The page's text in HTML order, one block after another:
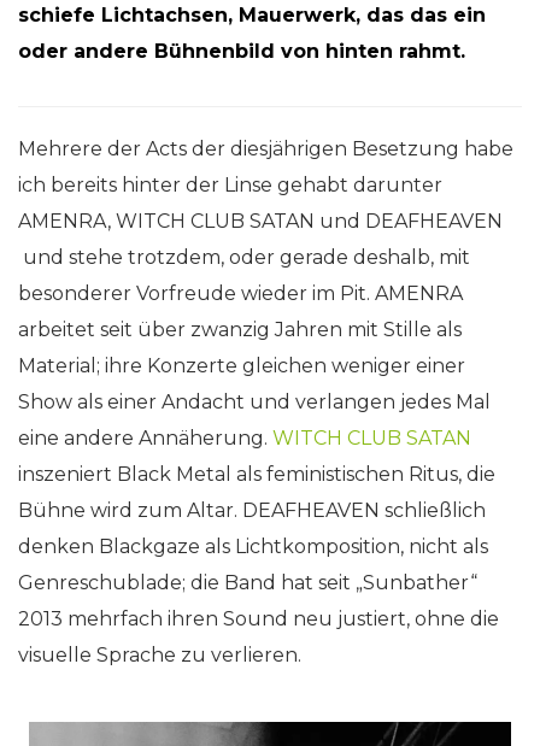
schiefe Lichtachsen, Mauerwerk, das das ein
oder andere Bühnenbild von hinten rahmt.
Mehrere der Acts der diesjährigen Besetzung habe
ich bereits hinter der Linse gehabt darunter
AMENRA, WITCH CLUB SATAN und DEAFHEAVEN
und stehe trotzdem, oder gerade deshalb, mit
besonderer Vorfreude wieder im Pit. AMENRA
arbeitet seit über zwanzig Jahren mit Stille als
Material; ihre Konzerte gleichen weniger einer
Show als einer Andacht und verlangen jedes Mal
eine andere Annäherung. WITCH CLUB SATAN
inszeniert Black Metal als feministischen Ritus, die
Bühne wird zum Altar. DEAFHEAVEN schließlich
denken Blackgaze als Lichtkomposition, nicht als
Genreschublade; die Band hat seit „Sunbather“
2013 mehrfach ihren Sound neu justiert, ohne die
visuelle Sprache zu verlieren.